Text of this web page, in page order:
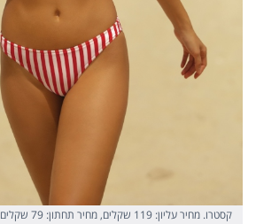
קסטרו. מחיר עליון: 119 שקלים, מחיר תחתון: 79 שקלים (צילום: דודי חסון)